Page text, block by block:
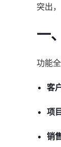
突出
一
功能
客
项
销